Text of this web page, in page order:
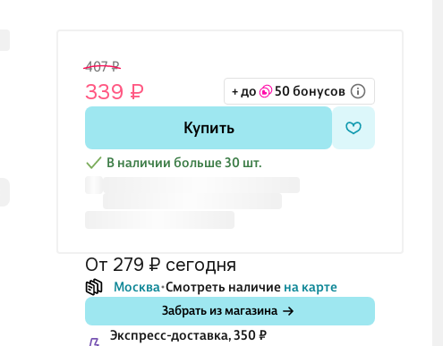
407 ₽
339 ₽ + до 50 бонусов
Купить
В наличии больше 30 шт.
от 279 ₽ сегодня
Москва Смотреть наличие на карте
Забрать из магазина
Экспресс-доставка, 350 ₽